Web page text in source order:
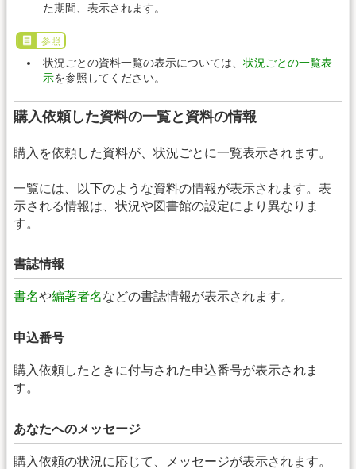
た期間、表示されます。
参照
状況ごとの資料一覧の表示については、 状況ごとの一覧表
示を参照してください。
購入依頼した資料の一覧と資料の情報
購入を依頼した資料が、状況ごとに一覧表示されます。
一覧には、以下のような資料の情報が表示されます。表
示される情報は、状況や図書館の設定により異なりま
す。
書誌情報
書名や編著者名などの書誌情報が表示されます。
申込番号
購入依頼したときに付与された申込番号が表示されま
す。
あなたへのメッセージ
購入依頼の状況に応じて、メッセージが表示されます。